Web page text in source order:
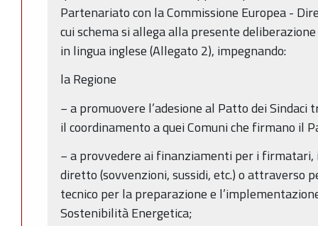
Partenariato con la Commissione Europea -
cui schema si allega alla presente
in lingua inglese (Allegato 2), impegnando:
la Regione
− a promuovere l’adesione al Patto dei
il coordinamento a quei Comuni che firmano il
− a provvedere ai finanziamenti per i
diretto (sovvenzioni, sussidi, etc.) o attraverso
tecnico per la preparazione e
Sostenibilità Energetica;